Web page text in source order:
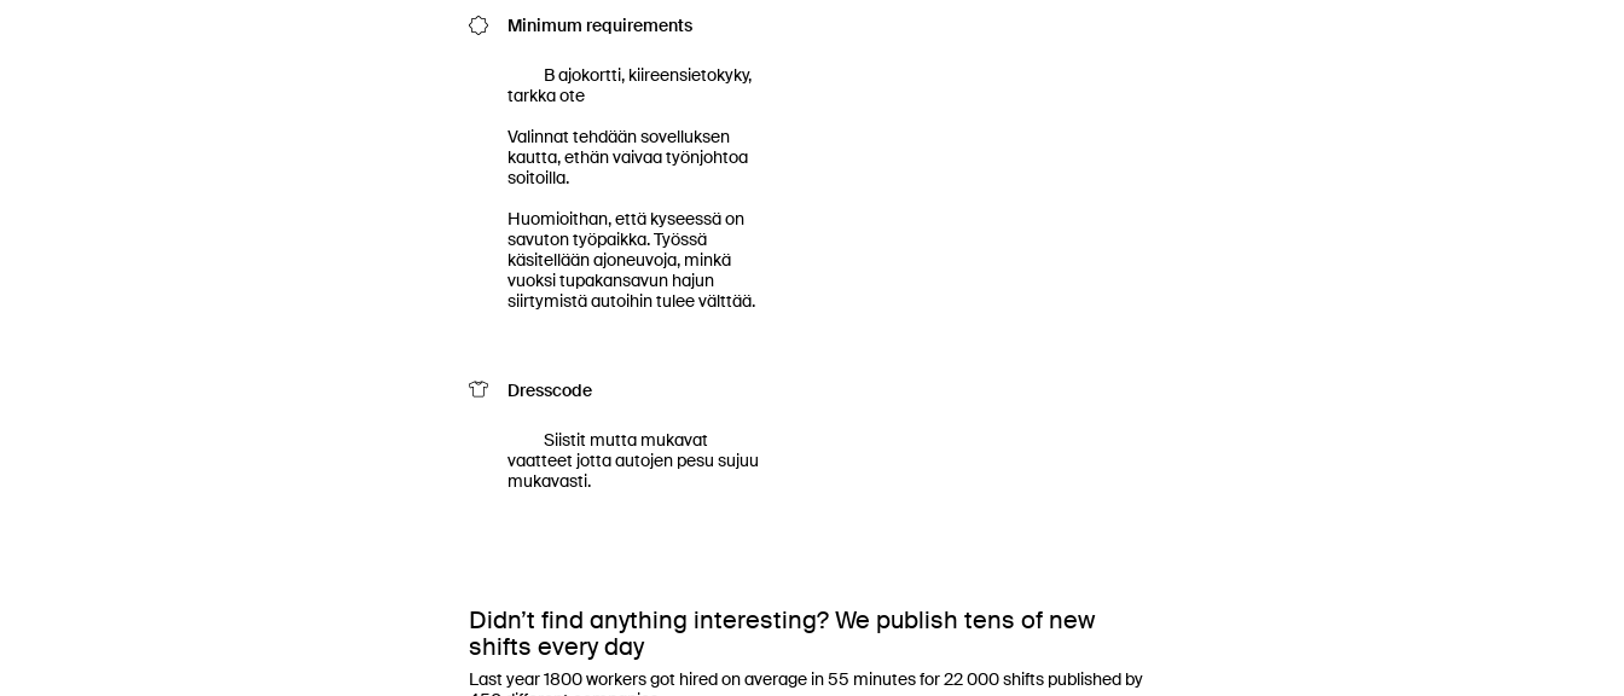
Minimum requirements
tarkka ote
Valinnat tehdään sovelluksen
kautta, ethän vaivaa työnjohtoa
soitoilla.
Huomioithan, että kyseessä on
savuton työpaikka. Työssä
käsitellään ajoneuvoja, minkä
vuoksi tupakansavun hajun
siirtymistä autoihin tulee välttää.
Dresscode
vaatteet jotta autojen pesu sujuu
mukavasti.
Didn’t find anything interesting? We publish tens of new
shifts every day
Last year 1800 workers got hired on average in 55 minutes for 22 000 shifts published by